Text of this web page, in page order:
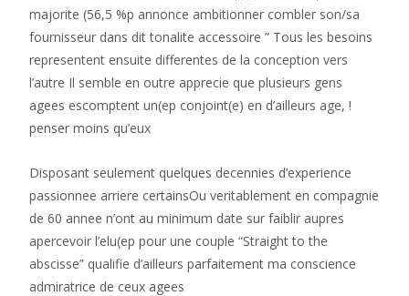
majorite (56,5 %p annonce ambitionner combler son/sa
fournisseur dans dit tonalite accessoire ” Tous les besoins
representent ensuite differentes de la conception vers
l’autre Il semble en outre apprecie que plusieurs gens
agees escomptent un(ep conjoint(e) en d’ailleurs age, !
penser moins qu’eux
Disposant seulement quelques decennies d’experience
passionnee arriere certainsOu veritablement en compagnie
de 60 annee n’ont au minimum date sur faiblir aupres
apercevoir l’elu(ep pour une couple “Straight to the
abscisse” qualifie d’ailleurs parfaitement ma conscience
admiratrice de ceux agees